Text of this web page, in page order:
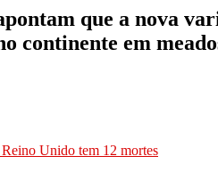
que a nova
continente em